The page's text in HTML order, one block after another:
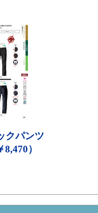
クパンツ
）